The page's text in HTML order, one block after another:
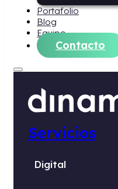
Portafolio
Blog
Equipo
Contacto
Servicios
Digital